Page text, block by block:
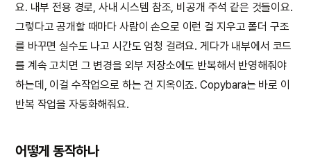
요. 내부 전용 경로, 사내 시스템 참조, 비공개 주석 같은 것들이요.
그렇다고 공개할 때마다 사람이 손으로 이런 걸 지우고 폴더 구조
를 바꾸면 실수도 나고 시간도 엄청 걸려요. 게다가 내부에서 코드
를 계속 고치면 그 변경을 외부 저장소에도 반복해서 반영해줘야
하는데, 이걸 수작업으로 하는 건 지옥이죠. Copybara는 바로 이
반복 작업을 자동화해줘요.
어떻게 동작하나